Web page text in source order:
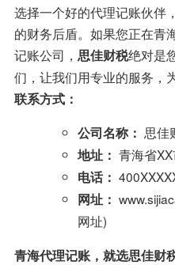
选择一个好的代理记账伙伴
的财务后盾。如果您正在青
记账公司， 思佳财税绝对是
们，让我们用专业的服务，
联系方式：
公司名称： 思佳
地址： 青海省
电话：
网址：
网址)
青海代理记账，就选思佳财